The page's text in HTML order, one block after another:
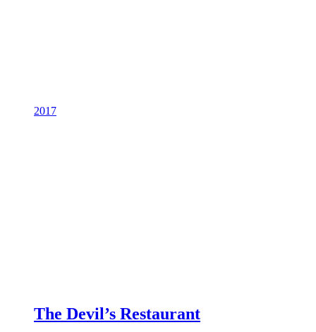
2017
The Devil’s Restaurant